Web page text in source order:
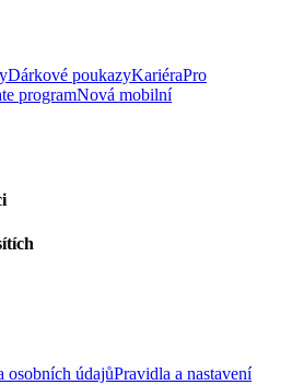
Dárkové poukazyKariéraPro
programNová mobilní
osobních údajůPravidla a nastavení